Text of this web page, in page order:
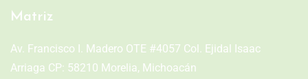
Matriz
Av. Francisco I. Madero OTE #4057 Col. Ejidal Isaac
Arriaga CP: 58210 Morelia, Michoacán